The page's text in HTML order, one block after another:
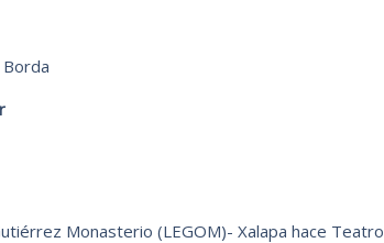
Monasterio (LEGOM)- Xalapa hace Teatro